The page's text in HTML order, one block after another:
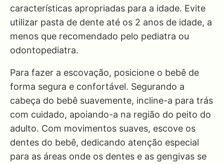
características apropriadas para a idade. Evite
utilizar pasta de dente até os 2 anos de idade, a
menos que recomendado pelo pediatra ou
odontopediatra.
Para fazer a escovação, posicione o bebê de
forma segura e confortável. Segurando a
cabeça do bebê suavemente, incline-a para trás
com cuidado, apoiando-a na região do peito do
adulto. Com movimentos suaves, escove os
dentes do bebê, dedicando atenção especial
para as áreas onde os dentes e as gengivas se